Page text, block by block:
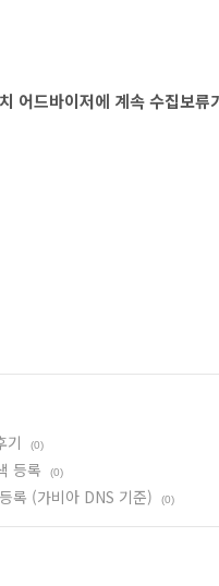
어드바이저에 계속 수집보
기
(0)
등록 (0)
록 (가비아 DNS 기준) (0)